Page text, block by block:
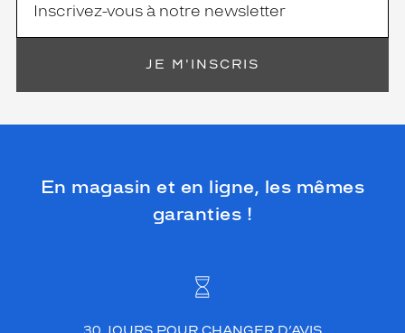
JE M'INSCRIS
En magasin et en ligne, les mêmes
garanties !